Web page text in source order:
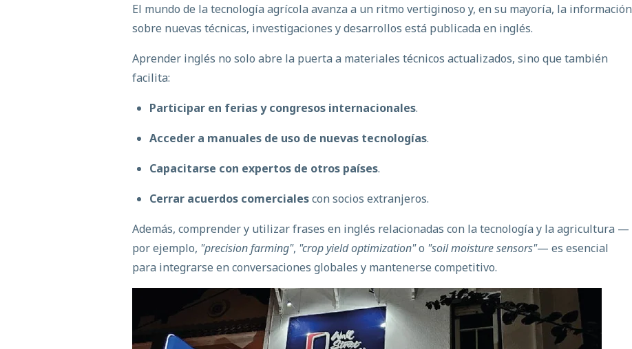
El mundo de latecnología agrícola avanza a un ritmo vertiginoso y, en su mayoría, la información
sobre nuevas técnicas, investigaciones y desarrollos está publicada en inglés.
Aprender inglés no solo abre la puerta a materiales técnicos actualizados, sino que también
facilita:
Participar en ferias y congresos internacionales.
Acceder a manuales de uso de nuevas tecnologías.
Capacitarse con expertos de otros países.
Cerrar acuerdos comercialescon socios extranjeros.
Además, comprender y utilizarfrases en inglés relacionadas con la tecnología y la agricultura —
por ejemplo, "precision farming", "crop yield optimization"o "soil moisture sensors"— es esencial
para integrarse en conversaciones globales y mantenerse competitivo.